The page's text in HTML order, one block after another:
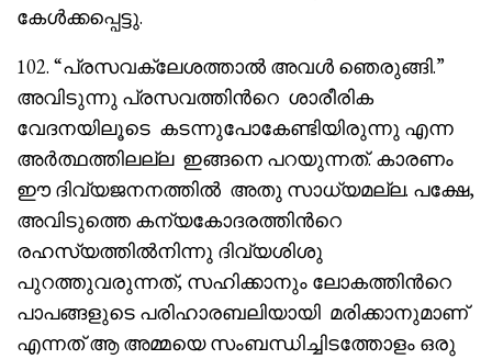
കേൾക്കപ്പെട്ടു.
102. “പ്രസവക്ലേശത്താൽ അവൾ ഞെരുങ്ങി.”
അവിടുന്നു പ്രസവത്തിൻറെ ശാരീരിക
വേദനയിലൂടെ കടന്നുപോകേണ്ടിയിരുന്നു എന്ന
അർത്ഥത്തിലല്ല ഇങ്ങനെ പറയുന്നത്. കാരണം
ഈ ദിവ്യജനനത്തിൽ അതു സാധ്യമല്ല. പക്ഷേ,
അവിടുത്തെ കന്യകോദരത്തിൻറെ
രഹസ്യത്തിൽനിന്നു ദിവ്യശിശു
പുറത്തുവരുന്നത്, സഹിക്കാനും ലോകത്തിൻറെ
പാപങ്ങളുടെ പരിഹാരബലിയായി മരിക്കാനുമാണ്
എന്നത് ആ അമ്മയെ സംബന്ധിച്ചിടത്തോളം ഒരു